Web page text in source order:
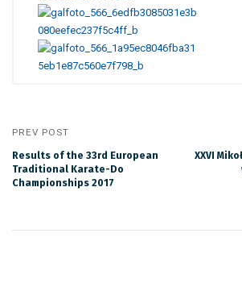
PREV POST
Results of the 33rd European
Traditional Karate-Do
Championships 2017
XXVI